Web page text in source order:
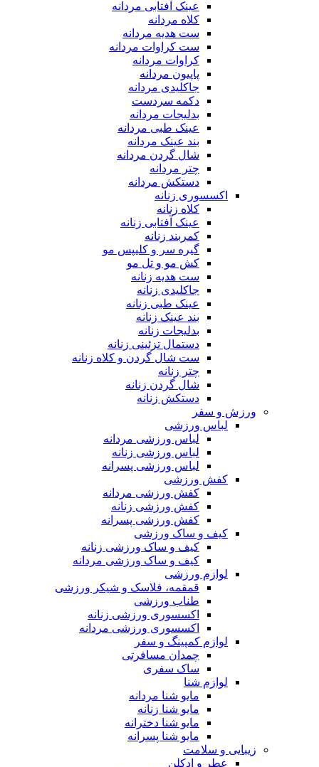
عینک آفتابی مردانه
کلاه مردانه
ست هدیه مردانه
ست کراوات مردانه
کراوات مردانه
پاپیون مردانه
جاکلیدی مردانه
دکمه سردست
بدلیجات مردانه
عینک طبی مردانه
بند عینک مردانه
شال گردن مردانه
چتر مردانه
دستکش مردانه
اکسسوری زنانه
کلاه زنانه
عینک آفتابی زنانه
کمربند زنانه
گیره سر و کلیپس مو
کش مو و تل مو
ست هدیه زنانه
جاکلیدی زنانه
عینک طبی زنانه
بند عینک زنانه
بدلیجات زنانه
دستمال تزئینی زنانه
ست شال گردن و کلاه زنانه
چتر زنانه
شال گردن زنانه
دستکش زنانه
ورزش و سفر
لباس ورزشی
لباس ورزشی مردانه
لباس ورزشی زنانه
لباس ورزشی پسرانه
کفش ورزشی
کفش ورزشی مردانه
کفش ورزشی زنانه
کفش ورزشی پسرانه
کیف و ساک ورزشی
کیف و ساک ورزشی زنانه
کیف و ساک ورزشی مردانه
لوازم ورزشی
قمقمه، فلاسک و شیکر ورزشی
طناب ورزشی
اکسسوری ورزشی زنانه
اکسسوری ورزشی مردانه
لوازم کمپینگ و سفر
چمدان مسافرتی
ساک سفری
لوازم شنا
مایو شنا مردانه
مایو شنا زنانه
مایو شنا دخترانه
مایو شنا پسرانه
زیبایی و سلامت
عطر و ادکلن